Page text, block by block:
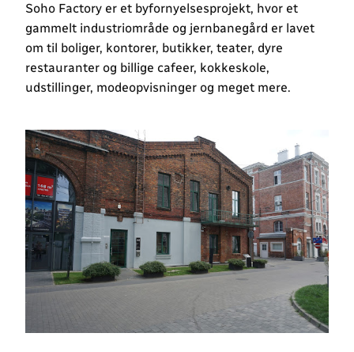
Soho Factory er et byfornyelsesprojekt, hvor et
gammelt industriområde og jernbanegård er lavet
om til boliger, kontorer, butikker, teater, dyre
restauranter og billige cafeer, kokkeskole,
udstillinger, modeopvisninger og meget mere.